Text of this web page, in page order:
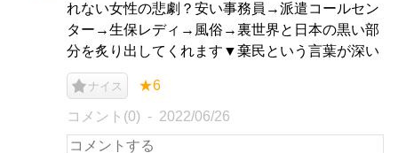
れない女性の悲劇？安い事務員→派遣コールセン
ター→生保レディ→風俗→裏世界と日本の黒い部
分を炙り出してくれます▼棄民という言葉が深い
ナイス ★6
コメント(0) 2022/06/26